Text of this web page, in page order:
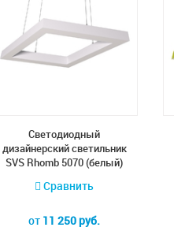
Cветодиодный
дизайнерский светильник
SVS Rhomb 5070 (белый)
Сравнить
от 11 250 руб.